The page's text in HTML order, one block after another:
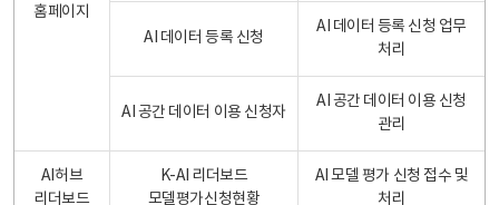
홈페이지
AI 데이터 등록 신청
AI 데이터 등록 신청 업무
처리
AI 공간 데이터 이용 신청자
AI 공간 데이터 이용 신청
관리
AI허브
리더보드
K-AI 리더보드
모델평가신청현황
AI 모델 평가 신청 접수 및
처리